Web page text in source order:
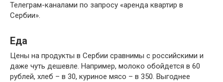
Телеграм-каналами по запросу «аренда квартир в
Сербии».
Еда
Цены на продукты в Сербии сравнимы с российскими и
даже чуть дешевле. Например, молоко обойдется в 60
рублей, хлеб – в 30, куриное мясо – в 350. Выгоднее